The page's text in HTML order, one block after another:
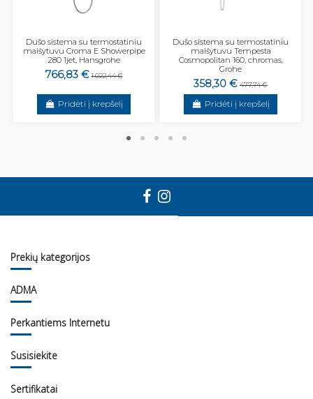
Dušo sistema su termostatiniu
maišytuvu Croma E Showerpipe
280 1jet, Hansgrohe
766,83 € 1 022,44 €
Pridėti į krepšelį
Dušo sistema su termostatiniu
maišytuvu Tempesta
Cosmopolitan 160, chromas,
Grohe
358,30 € 477,74 €
Pridėti į krepšelį
Prekių kategorijos
ADMA
Perkantiems Internetu
Susisiekite
Sertifikatai